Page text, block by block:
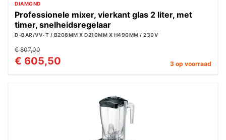
DIAMOND
Professionele mixer, vierkant glas 2 liter, met
timer, snelheidsregelaar
D-BAR/VV-T / B208MM X D210MM X H490MM / 230V
€ 807,00
€ 605,50 3 op voorraad